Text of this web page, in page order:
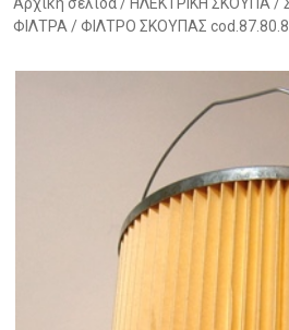
ΦΙΛΤΡΑ / ΦΙΛΤΡΟ ΣΚΟΥΠΑΣ